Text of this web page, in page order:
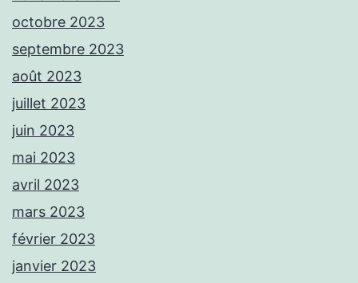
octobre 2023
septembre 2023
août 2023
juillet 2023
juin 2023
mai 2023
avril 2023
mars 2023
février 2023
janvier 2023